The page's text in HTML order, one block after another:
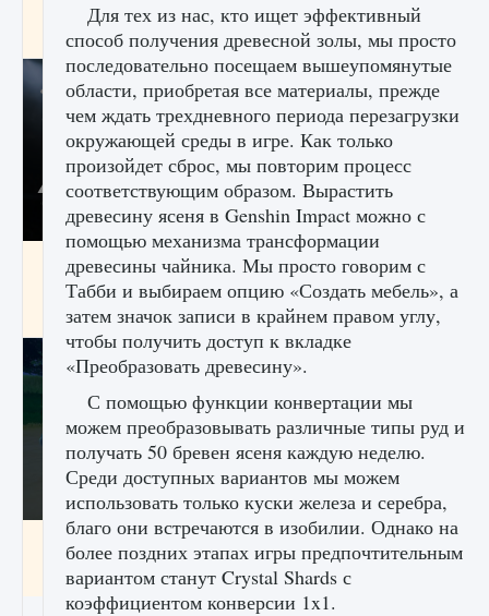
9 августа 2024 1 151 0 0
Все новые функции Ultimate Team в EA FC
9 августа 2024 1 297 0 0
Как включить чат в Fortnite
9 августа 2024 1 335 0
Для тех из нас, кто ищет эффективный
способ получения древесной золы, мы просто
последовательно посещаем вышеупомянутые
области, приобретая все материалы, прежде
чем ждать трехдневного периода перезагрузки
окружающей среды в игре. Как только
произойдет сброс, мы повторим процесс
соответствующим образом. Вырастить
древесину ясеня в Genshin Impact можно с
помощью механизма трансформации
древесины чайника. Мы просто говорим с
Табби и выбираем опцию «Создать мебель», а
затем значок записи в крайнем правом углу,
чтобы получить доступ к вкладке
«Преобразовать древесину».
С помощью функции конвертации мы
можем преобразовывать различные типы руд и
получать 50 бревен ясеня каждую неделю.
Среди доступных вариантов мы можем
использовать только куски железа и серебра,
благо они встречаются в изобилии. Однако на
более поздних этапах игры предпочтительным
вариантом станут Crystal Shards с
коэффициентом конверсии 1x1.